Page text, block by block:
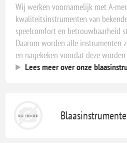
Wij werken voornamelijk met A-
kwaliteitsinstrumenten van
speelcomfort en betrouwbaarheid
Daarom worden alle instrumenten
en nagekeken voordat deze
Lees meer over onze